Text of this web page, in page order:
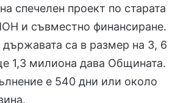
спечелен проект по старата
и съвместно финансиране.
държавата са в размер на 3, 6
1,3 милиона дава Общината.
е 540 дни или около